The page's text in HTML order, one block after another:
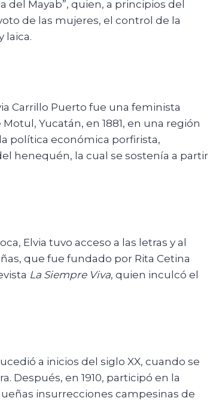
del Mayab”, quien, a principios del
de las mujeres, el control de la
laica.
Carrillo Puerto fue una feminista
Yucatán, en 1881, en una región
política económica porfirista,
henequén, la cual se sostenía a partir
Elvia tuvo acceso a las letras y al
que fue fundado por Rita Cetina
La Siempre Viva, quien inculcó el
a inicios del siglo XX, cuando se
Después, en 1910, participó en la
insurrecciones campesinas de